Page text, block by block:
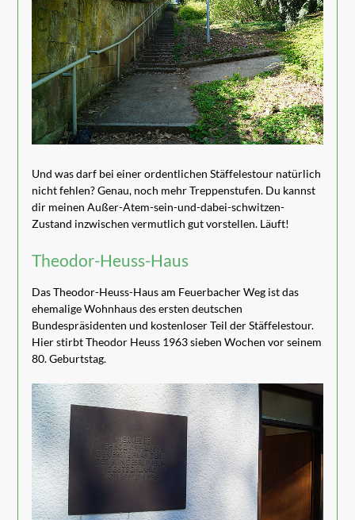
Und was darf bei einer ordentlichen Stäffelestour natürlich
nicht fehlen? Genau, noch mehr Treppenstufen. Du kannst
dir meinen Außer-Atem-sein-und-dabei-schwitzen-
Zustand inzwischen vermutlich gut vorstellen. Läuft!
Theodor-Heuss-Haus
Das Theodor-Heuss-Haus am Feuerbacher Weg ist das
ehemalige Wohnhaus des ersten deutschen
Bundespräsidenten und kostenloser Teil der Stäffelestour.
Hier stirbt Theodor Heuss 1963 sieben Wochen vor seinem
80. Geburtstag.